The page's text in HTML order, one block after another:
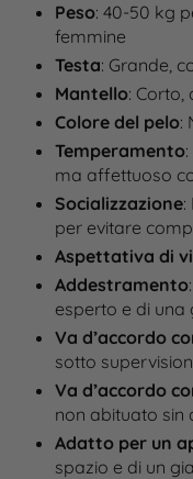
Peso: 40-50 kg
femmine
Testa: Grande,
Mantello: Corto,
Colore del pelo:
Temperamento
ma affettuoso
Socializzazione:
per evitare
Aspettativa di
Addestramento
esperto e di una
Va d’accordo
sotto
Va d’accordo
non abituato sin
Adatto per un
spazio e di un